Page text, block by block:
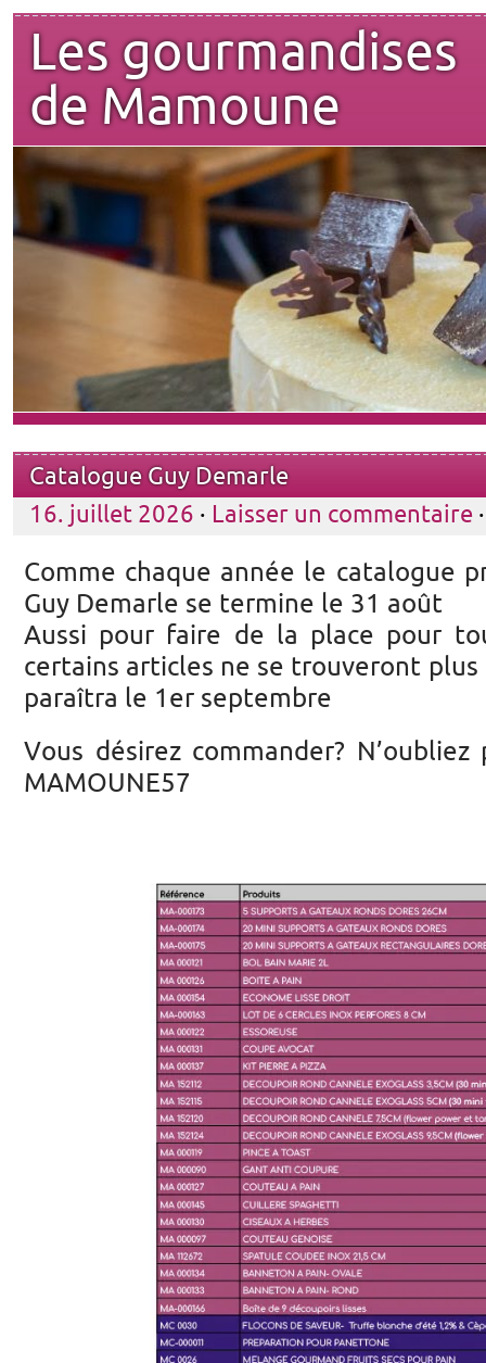
Les gourmandises
de Mamoune
Catalogue Guy Demarle
16. juillet 2026 · Laisser un commentaire
Comme chaque année le catalogue
Guy Demarle se termine le 31 août
Aussi pour faire de la place pour
certains articles ne se trouveront
paraîtra le 1er septembre
Vous désirez commander?
MAMOUNE57